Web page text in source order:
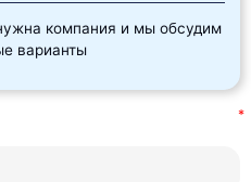
компания и мы обсудим
варианты